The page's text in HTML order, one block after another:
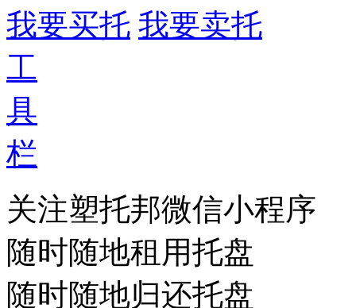
我要买托 我要卖托
工
具
栏
关注塑托邦微信小程序
随时随地租用托盘
随时随地归还托盘